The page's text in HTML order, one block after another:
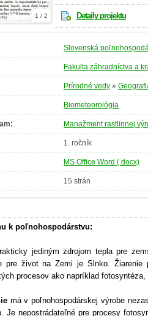
1 / 2 Detaily projektu
Slovenská
Fakulta záhradníctva a
Prírodné vedy »
Biometeorológia
Manažment rastlinnej
1. ročník
MS Office Word (.docx)
15 strán
k poľnohospodárstvu:
jediným zdrojom tepla pre
pre život na Zemi je Slnko. Žiarenie
procesov ako napríklad
má v poľnohospodárskej výrobe
Je nepostrádateľné pre procesy